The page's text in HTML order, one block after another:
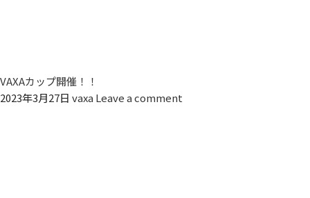
VAXAカップ開催！！
2023年3月27日 vaxa Leave a comment